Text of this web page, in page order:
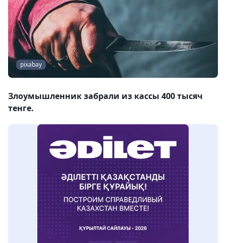
pixabay
Злоумышленник забрали из кассы 400 тысяч
тенге.